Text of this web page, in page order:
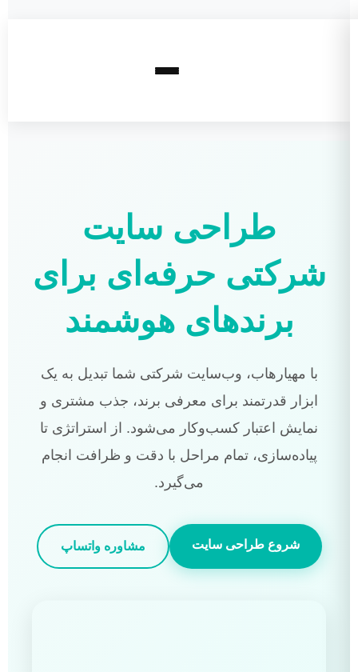
طراحی سایت
شرکتی حرفه‌ای برای
برندهای هوشمند
با مهیارهاب، وب‌سایت شرکتی شما تبدیل به یک
ابزار قدرتمند برای معرفی برند، جذب مشتری و
نمایش اعتبار کسب‌وکار می‌شود. از استراتژی تا
پیاده‌سازی، تمام مراحل با دقت و ظرافت انجام
می‌گیرد.
شروع طراحی سایت مشاوره واتساپ